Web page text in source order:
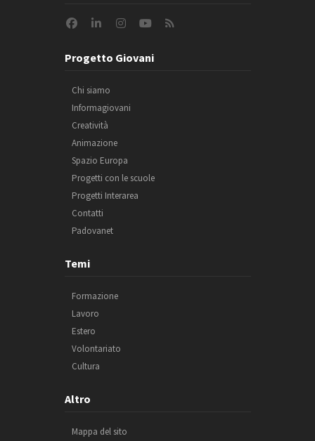
Progetto Giovani
Chi siamo
Informagiovani
Creatività
Animazione
Spazio Europa
Progetti con le scuole
Progetti Interarea
Contatti
Padovanet
Temi
Formazione
Lavoro
Estero
Volontariato
Cultura
Altro
Mappa del sito